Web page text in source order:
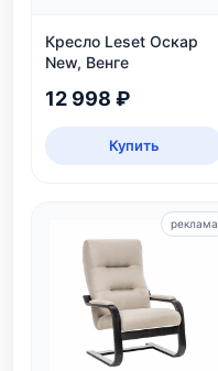
Кресло Leset Оскар
New, Венге
12 998 ₽
Купить
реклама